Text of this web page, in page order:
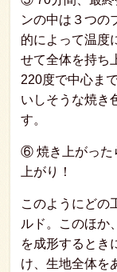
ンの中は３つの
的によって温度
せて全体を持ち
220度で中心ま
いしそうな焼き
す。
⑥ 焼き上がった
上がり！
このようにどの
ルド。このほか
を成形するとき
け、生地全体を